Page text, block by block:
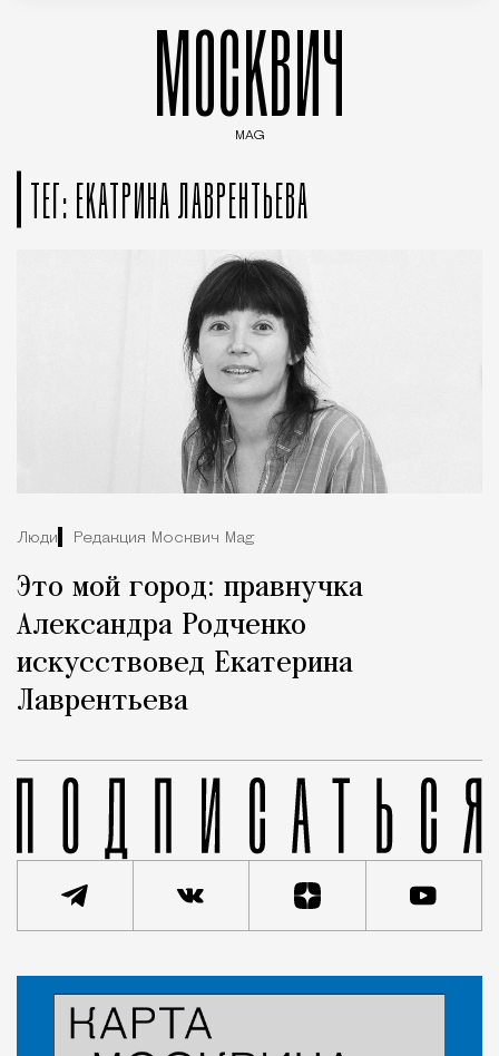
МОСКВИЧ
MAG
ТЕГ: ЕКАТРИНА ЛАВРЕНТЬЕВА
Люди Редакция Москвич Mag
Это мой город: правнучка
Александра Родченко
искусствовед Екатерина
Лаврентьева